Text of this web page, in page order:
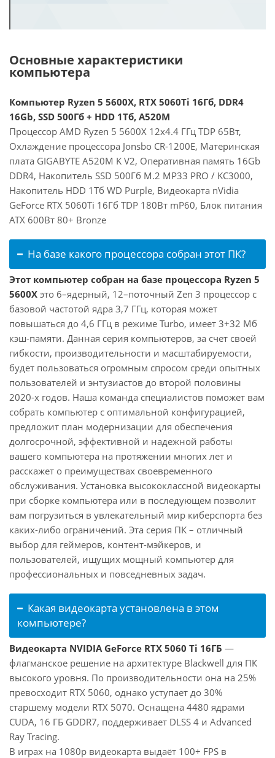
Основные характеристики
компьютера
Компьютер Ryzen 5 5600X, RTX 5060Ti 16Гб, DDR4
16Gb, SSD 500Гб + HDD 1Тб, A520M
Процессор AMD Ryzen 5 5600X 12x4.4 ГГц TDP 65Вт,
Охлаждение процессора Jonsbo CR-1200E, Материнская
плата GIGABYTE A520M K V2, Оперативная память 16Gb
DDR4, Накопитель SSD 500Гб M.2 MP33 PRO / KC3000,
Накопитель HDD 1Тб WD Purple, Видеокарта nVidia
GeForce RTX 5060Ti 16Гб TDP 180Вт mP60, Блок питания
ATX 600Вт 80+ Bronze
На базе какого процессора собран этот ПК?
Этот компьютер собран на базе процессора Ryzen 5
5600X это 6–ядерный, 12–поточный Zen 3 процессор с
базовой частотой ядра 3,7 ГГц, которая может
повышаться до 4,6 ГГц в режиме Turbo, имеет 3+32 Мб
кэш-памяти. Данная серия компьютеров, за счет своей
гибкости, производительности и масштабируемости,
будет пользоваться огромным спросом среди опытных
пользователей и энтузиастов до второй половины
2020-х годов. Наша команда специалистов поможет вам
собрать компьютер с оптимальной конфигурацией,
предложит план модернизации для обеспечения
долгосрочной, эффективной и надежной работы
вашего компьютера на протяжении многих лет и
расскажет о преимуществах своевременного
обслуживания. Установка высококлассной видеокарты
при сборке компьютера или в последующем позволит
вам погрузиться в увлекательный мир киберспорта без
каких-либо ограничений. Эта серия ПК – отличный
выбор для геймеров, контент-мэйкеров, и
пользователей, ищущих мощный компьютер для
профессиональных и повседневных задач.
Какая видеокарта установлена в этом
компьютере?
Видеокарта NVIDIA GeForce RTX 5060 Ti 16ГБ —
флагманское решение на архитектуре Blackwell для ПК
высокого уровня. По производительности она на 25%
превосходит RTX 5060, однако уступает до 30%
старшему модели RTX 5070. Оснащена 4480 ядрами
CUDA, 16 ГБ GDDR7, поддерживает DLSS 4 и Advanced
Ray Tracing.
В играх на 1080p видеокарта выдаёт 100+ FPS в